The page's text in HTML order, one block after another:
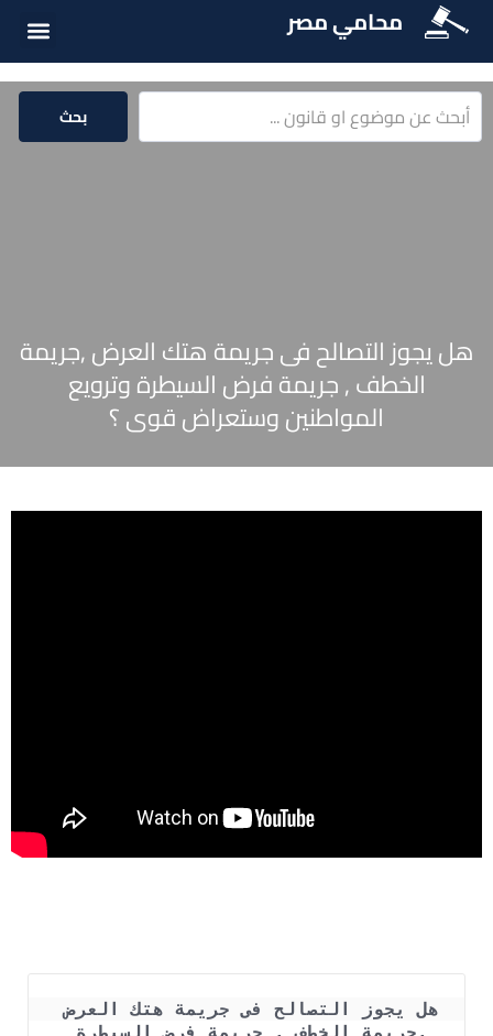
محامي مصر
بحث
هل يجوز التصالح فى جريمة هتك العرض ,جريمة
الخطف , جريمة فرض السيطرة وترويع
المواطنين وستعراض قوى ؟
هل يجوز التصالح فى جريمة هتك العرض